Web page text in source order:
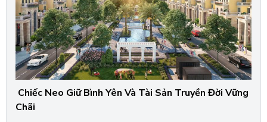
Chiếc Neo Giữ Bình Yên Và Tài Sản Truyền Đời Vững
Chãi